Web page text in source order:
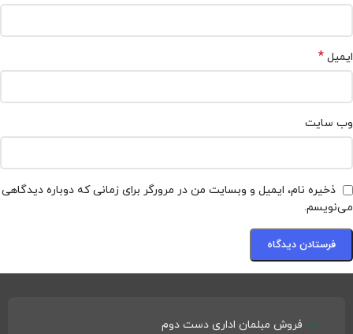
ایمیل *
وب‌ سایت
ذخیره نام، ایمیل و وبسایت من در مرورگر برای زمانی که دوباره دیدگاهی
می‌نویسم.
فروش مبلمان اداری دست دوم